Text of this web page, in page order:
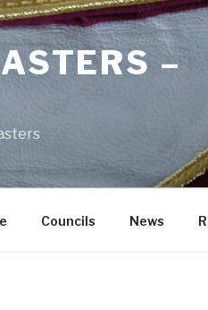
–
Councils News